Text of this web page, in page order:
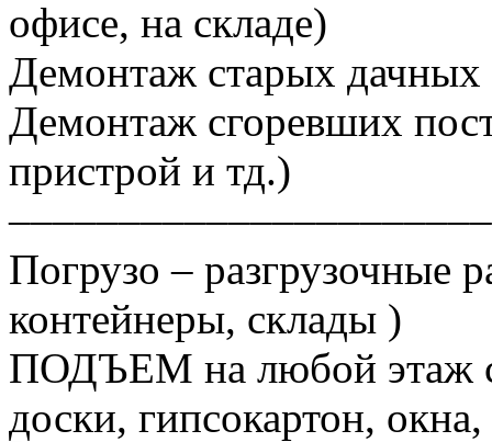
офисе, на складе)
Демонтаж старых
Демонтаж сгоревших
пристрой и тд.)
Погрузо – разгрузочные
контейнеры, склады )
ПОДЪЕМ на любой этаж
доски, гипсокартон,